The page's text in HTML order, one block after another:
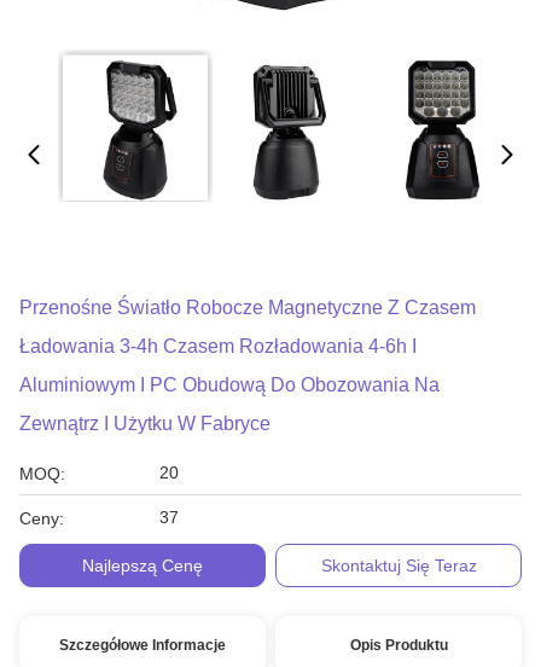
Przenośne Światło Robocze Magnetyczne Z Czasem
Ładowania 3-4h Czasem Rozładowania 4-6h I
Aluminiowym I PC Obudową Do Obozowania Na
Zewnątrz I Użytku W Fabryce
MOQ: 20
Ceny: 37
Najlepszą Cenę Skontaktuj Się Teraz
Szczegółowe Informacje Opis Produktu